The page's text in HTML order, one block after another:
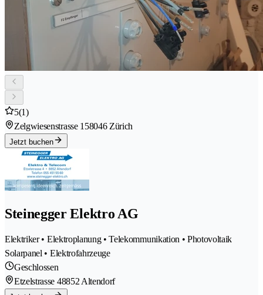
5(1)
Zelgwiesenstrasse 158046 Zürich
Jetzt buchen
Steinegger Elektro AG
Elektriker • Elektroplanung • Telekommunikation • Photovoltaik
Solarpanel • Elektrofahrzeuge
Geschlossen
Etzelstrasse 48852 Altendorf